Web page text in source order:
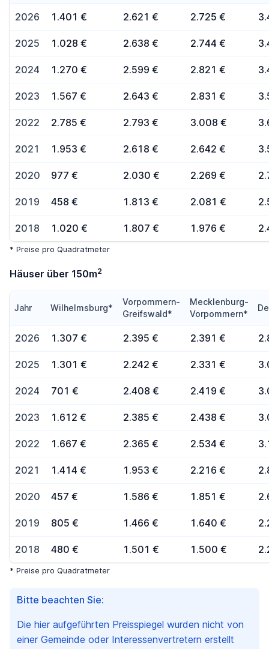
Bitte beachten Sie:
Die hier aufgeführten Preisspiegel wurden nicht von
einer Gemeinde oder Interessenvertretern erstellt
2026 1.401 € 2.621 € 2.725 €
2025 1.028 € 2.638 € 2.744 €
2024 1.270 € 2.599 € 2.821 €
2023 1.567 € 2.643 € 2.831 €
2022 2.785 € 2.793 € 3.008 €
2021 1.953 € 2.618 € 2.642 €
2020 977 € 2.030 € 2.269 €
2019 458 € 1.813 € 2.081 €
2018 1.020 € 1.807 € 1.976 €
* Preise pro Quadratmeter
Häuser über 150m2
Jahr Wilhelmsburg*
Vorpommern-
Greifswald*
Mecklenburg-
Vorpommern*
2026 1.307 € 2.395 € 2.391 €
2025 1.301 € 2.242 € 2.331 €
2024 701 € 2.408 € 2.419 €
2023 1.612 € 2.385 € 2.438 €
2022 1.667 € 2.365 € 2.534 €
2021 1.414 € 1.953 € 2.216 €
2020 457 € 1.586 € 1.851 €
2019 805 € 1.466 € 1.640 €
2018 480 € 1.501 € 1.500 €
* Preise pro Quadratmeter